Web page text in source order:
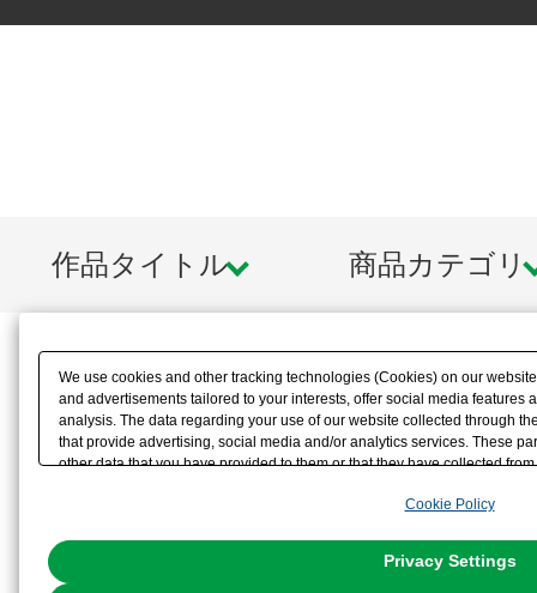
作品タイトル 商品カテゴリ
We use cookies and other tracking technologies (Cookies) on our
and advertisements tailored to your interests, offer social media features
analysis. The data regarding your use of our website collected through
that provide advertising, social media and/or analytics services. These
other data that you have provided to them or that they have collected
the use of all Cookies except for Strictly Necessary Cookies, please
You can change your consent or rejection settings at any time via
Cookie Policy
Privacy Settings